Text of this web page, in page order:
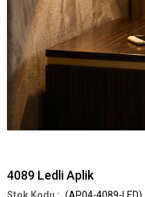
4089 Ledli Aplik